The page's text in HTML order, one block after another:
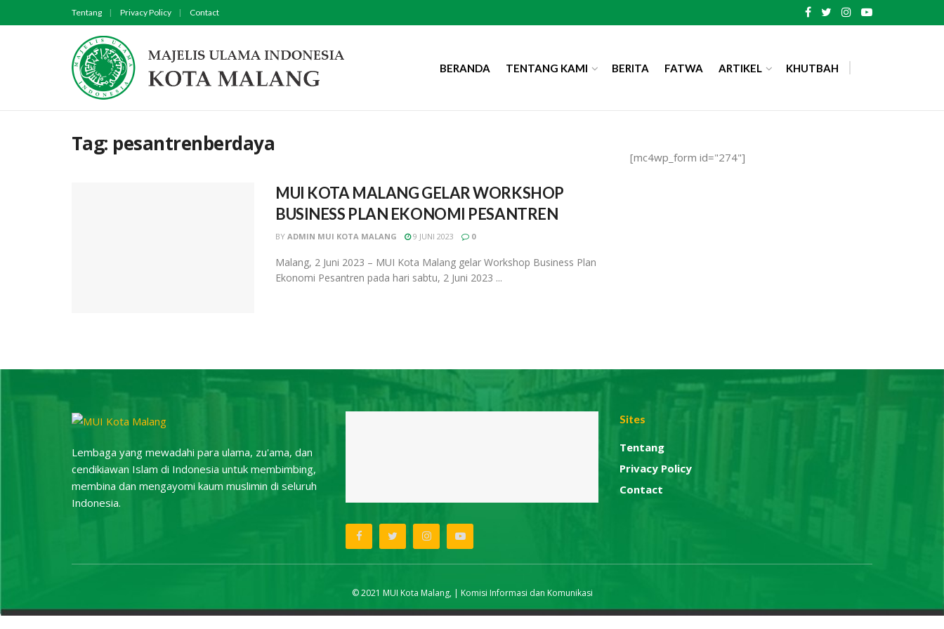
Tentang Privacy Policy Contact
BERANDA TENTANG KAMI BERITA FATWA ARTIKEL KHUTBAH
Tag: pesantrenberdaya
MUI KOTA MALANG GELAR WORKSHOP
BUSINESS PLAN EKONOMI PESANTREN
BY ADMIN MUI KOTA MALANG 9 JUNI 2023 0
Malang, 2 Juni 2023 – MUI Kota Malang gelar Workshop Business Plan
Ekonomi Pesantren pada hari sabtu, 2 Juni 2023 ...
[mc4wp_form id="274"]
Lembaga yang mewadahi para ulama, zu'ama, dan
cendikiawan Islam di Indonesia untuk membimbing,
membina dan mengayomi kaum muslimin di seluruh
Indonesia.
Sites
Tentang
Privacy Policy
Contact
© 2021 MUI Kota Malang, | Komisi Informasi dan Komunikasi